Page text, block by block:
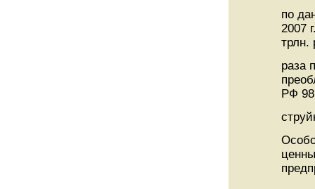
по
2007
трлн.
раза
РФ